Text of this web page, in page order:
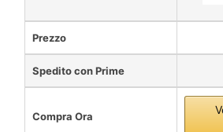
Prezzo
Spedito con Prime
Compra Ora